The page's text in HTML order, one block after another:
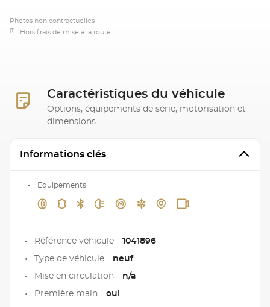
Photos non contractuelles
(1) Hors frais de mise à la route.
Caractéristiques du véhicule
Options, équipements de série, motorisation et
dimensions
Informations clés
Equipements
Référence véhicule 1041896
Type de véhicule neuf
Mise en circulation n/a
Première main oui